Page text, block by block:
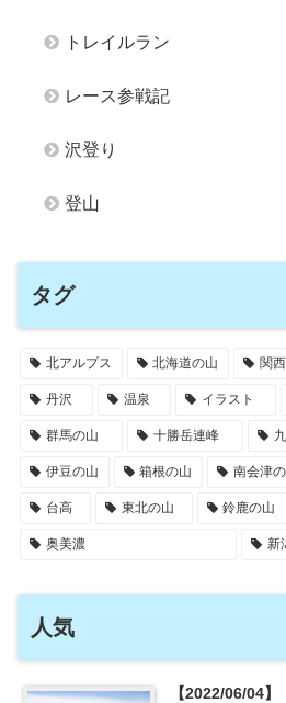
トレイルラン
レース参戦記
沢登り
登山
タグ
北アルプス 北海道の山 関
丹沢 温泉 イラスト
群馬の山 十勝岳連峰
伊豆の山 箱根の山 南会津
台高 東北の山 鈴鹿の山
奥美濃 新
人気
【2022/06/04